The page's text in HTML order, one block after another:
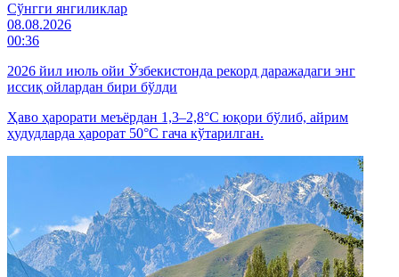
Cўнгги янгиликлар
08.08.2026
00:36
2026 йил июль ойи Ўзбекистонда рекорд даражадаги энг
иссиқ ойлардан бири бўлди
Ҳаво ҳарорати меъёрдан 1,3–2,8°C юқори бўлиб, айрим
ҳудудларда ҳарорат 50°C гача кўтарилган.